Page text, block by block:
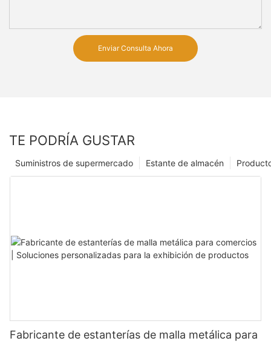
Enviar Consulta Ahora
TE PODRÍA GUSTAR
Estante de almacén
Suministros de supermercado
Fabricante de estanterías de malla metálica para